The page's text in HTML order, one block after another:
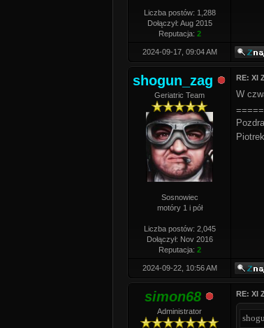
Liczba postów: 1,288
Dołączył: Aug 2015
Reputacja: 2
2024-09-17, 09:04 AM
shogun_zag
Geriatric Team
Sosnowiec
motóry 1 i pół
Liczba postów: 2,045
Dołączył: Nov 2016
Reputacja: 2
RE: XI
W
2024-09-22, 10:56 AM
simon68
Administrator
RE: XI